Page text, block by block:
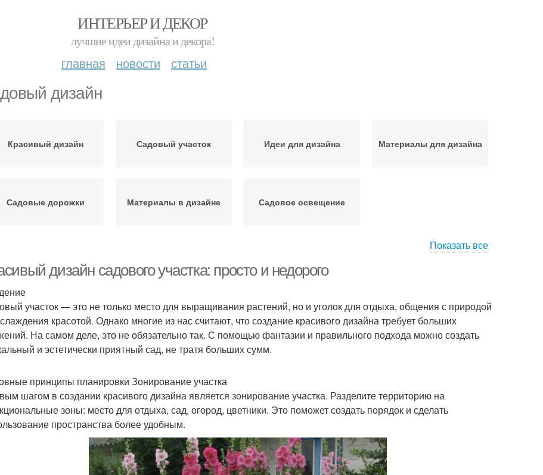
ИНТЕРЬЕР И ДЕКОР
лучшие идеи дизайна и декора!
главная новости статьи
дизайн
Красивый дизайн Садовый участок Идеи для дизайна Материалы для дизайна
Садовые дорожки Материалы в дизайне Садовое освещение
Показать все
дизайн садового участка: просто и недорого
участок — это не только место для выращивания растений, но и уголок для отдыха, общения с природой
красотой. Однако многие из нас считают, что создание красивого дизайна требует больших
На самом деле, это не обязательно так. С помощью фантазии и правильного подхода можно создать
и эстетически приятный сад, не тратя больших сумм.
принципы планировки Зонирование участка
шагом в создании красивого дизайна является зонирование участка. Разделите территорию на
зоны: место для отдыха, сад, огород, цветники. Это поможет создать порядок и сделать
пространства более удобным.